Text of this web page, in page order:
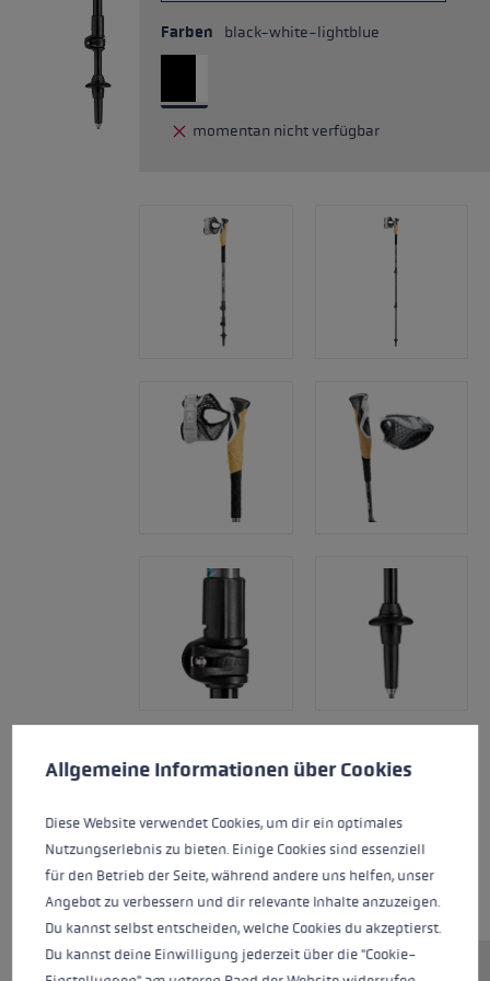
Farben black-white-lightblue
momentan nicht verfügbar
Cookie-Voreinstellungen
Allgemeine Informationen über Cookies
Diese Website verwendet Cookies, um dir ein optimales
Nutzungserlebnis zu bieten. Einige Cookies sind essenziell
für den Betrieb der Seite, während andere uns helfen, unser
Angebot zu verbessern und dir relevante Inhalte anzuzeigen.
Du kannst selbst entscheiden, welche Cookies du akzeptierst.
Du kannst deine Einwilligung jederzeit über die "Cookie-